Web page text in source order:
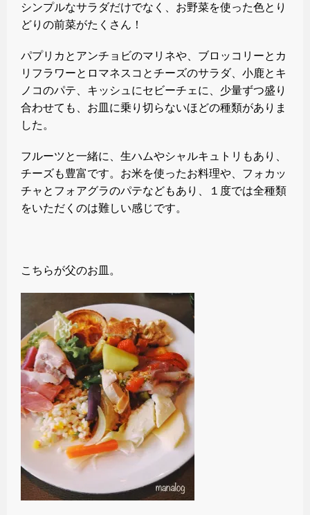
シンプルなサラダだけでなく、お野菜を使った色とり
どりの前菜がたくさん！
パプリカとアンチョビのマリネや、ブロッコリーとカ
リフラワーとロマネスコとチーズのサラダ、小鹿とキ
ノコのパテ、キッシュにセビーチェに、少量ずつ盛り
合わせても、お皿に乗り切らないほどの種類がありま
した。
フルーツと一緒に、生ハムやシャルキュトリもあり、
チーズも豊富です。お米を使ったお料理や、フォカッ
チャとフォアグラのパテなどもあり、１度では全種類
をいただくのは難しい感じです。
こちらが父のお皿。